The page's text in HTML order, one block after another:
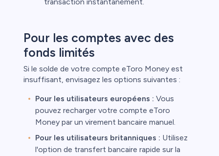
Pour les comptes avec des
fonds limités
Si le solde de votre compte eToro Money est
insuffisant, envisagez les options suivantes :
Pour les utilisateurs européens : Vous
pouvez recharger votre compte eToro
Money par un virement bancaire manuel.
Pour les utilisateurs britanniques : Utilisez
l'option de transfert bancaire rapide sur la